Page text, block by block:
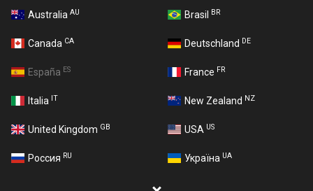
Australia AU Brasil BR
Canada CA Deutschland DE
España ES France FR
Italia IT New Zealand NZ
United Kingdom GB USA US
Россия RU Україна UA